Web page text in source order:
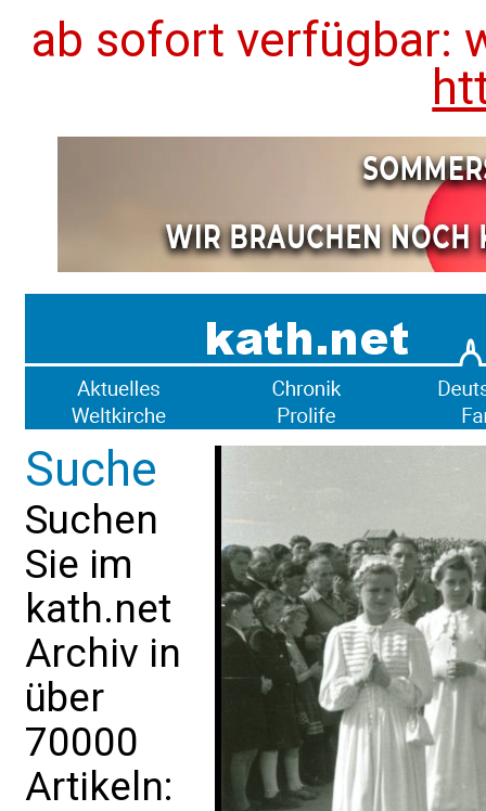
ab sofort verfügbar:
Suche
Suchen
Sie im
kath.net
Archiv in
über
70000
Artikeln: